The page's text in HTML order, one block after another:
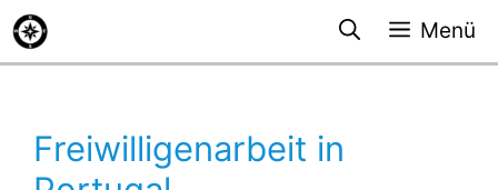
Zum
Inhalt
springen
Menü
Freiwilligenarbeit in